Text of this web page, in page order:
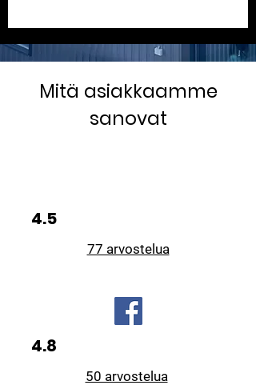
Mitä asiakkaamme
sanovat
4.5
77 arvostelua
4.8
50 arvostelua